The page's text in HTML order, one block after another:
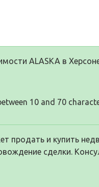
ALASKA в
10 and 70
продать и купить
сделки.